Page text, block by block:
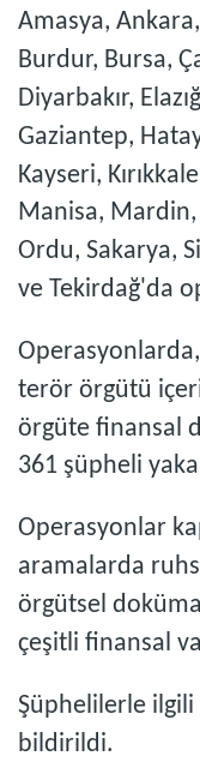
Amasya,
Burdur, Bursa,
Diyarbakır,
Gaziantep,
Kayseri,
Manisa,
Ordu, Sakarya,
ve Tekirdağ'da
terör örgütü
örgüte finansal
361 şüpheli
Operasyonlar
aramalarda
örgütsel
çeşitli finansal
Şüphelilerle
bildirildi.